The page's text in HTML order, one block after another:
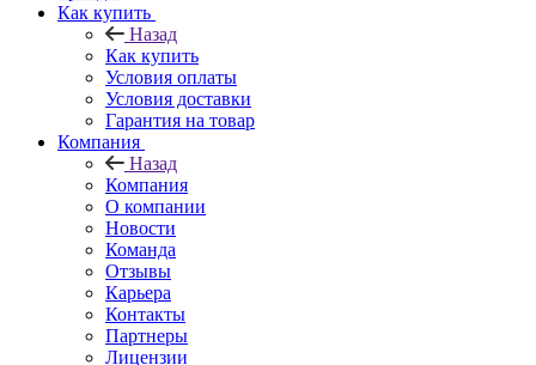
Как купить
Назад
Как купить
Условия оплаты
Условия доставки
Гарантия на товар
Компания
Назад
Компания
О компании
Новости
Команда
Отзывы
Карьера
Контакты
Партнеры
Лицензии